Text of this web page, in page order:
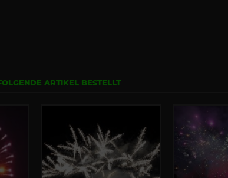
ARTIKEL BESTELLT